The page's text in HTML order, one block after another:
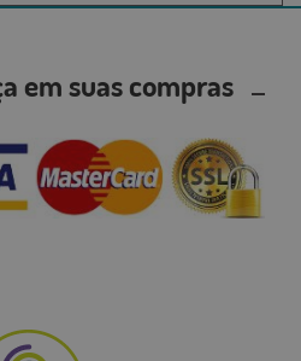
em suas compras